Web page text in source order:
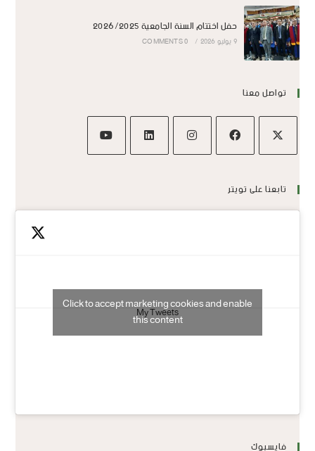
حفل اختتام السنة الجامعية 2026/2025
9 يوليو 2026 /
0 COMMENTS
تواصل معنا
تابعنا على تويتر
My Tweets
Click to accept marketing cookies and enable
this content